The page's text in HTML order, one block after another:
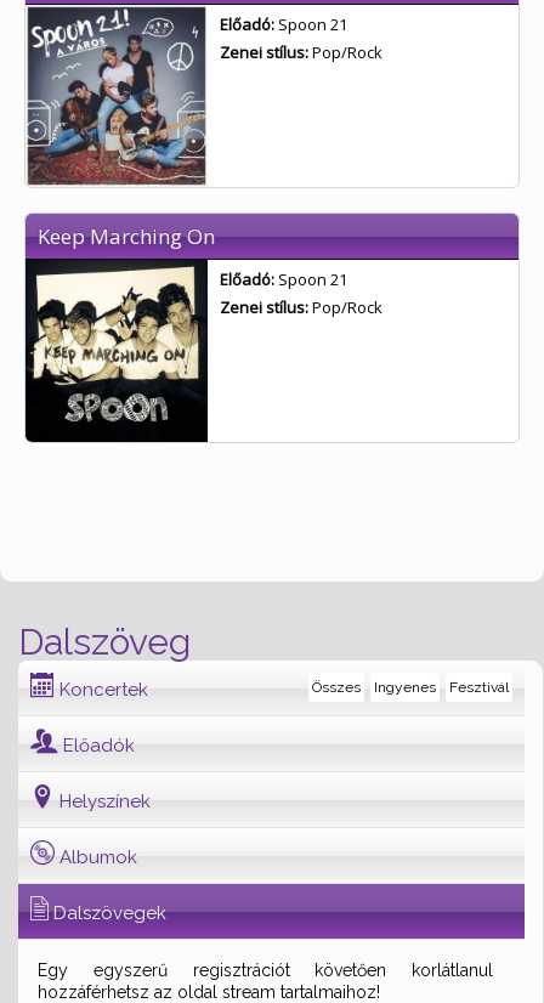
Dalszöveg
Koncertek Fesztivál
Ingyenes
Összes
Előadók
Helyszínek
Albumok
Dalszövegek
Egy egyszerű regisztrációt követően korlátlanul
hozzáférhetsz az oldal stream tartalmaihoz!
Előadó: Spoon 21
Zenei stílus:Pop/Rock
Keep Marching On
Előadó: Spoon 21
Zenei stílus:Pop/Rock